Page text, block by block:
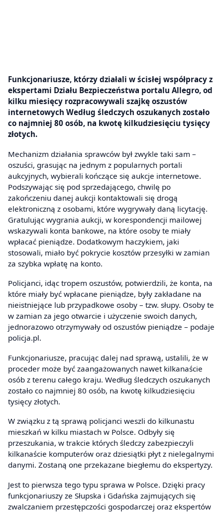
Funkcjonariusze, którzy działali w ścisłej współpracy z
ekspertami Działu Bezpieczeństwa portalu Allegro, od
kilku miesięcy rozpracowywali szajkę oszustów
internetowych Według śledczych oszukanych zostało
co najmniej 80 osób, na kwotę kilkudziesięciu tysięcy
złotych.
Mechanizm działania sprawców był zwykle taki sam –
oszuści, grasując na jednym z popularnych portali
aukcyjnych, wybierali kończące się aukcje internetowe.
Podszywając się pod sprzedającego, chwilę po
zakończeniu danej aukcji kontaktowali się drogą
elektroniczną z osobami, które wygrywały daną licytację.
Gratulując wygrania aukcji, w korespondencji mailowej
wskazywali konta bankowe, na które osoby te miały
wpłacać pieniądze. Dodatkowym haczykiem, jaki
stosowali, miało być pokrycie kosztów przesyłki w zamian
za szybka wpłatę na konto.
Policjanci, idąc tropem oszustów, potwierdzili, że konta, na
które miały być wpłacane pieniądze, były zakładane na
nieistniejące lub przypadkowe osoby – tzw. słupy. Osoby te
w zamian za jego otwarcie i użyczenie swoich danych,
jednorazowo otrzymywały od oszustów pieniądze – podaje
policja.pl.
Funkcjonariusze, pracując dalej nad sprawą, ustalili, że w
proceder może być zaangażowanych nawet kilkanaście
osób z terenu całego kraju. Według śledczych oszukanych
zostało co najmniej 80 osób, na kwotę kilkudziesięciu
tysięcy złotych.
W związku z tą sprawą policjanci weszli do kilkunastu
mieszkań w kilku miastach w Polsce. Odbyły się
przeszukania, w trakcie których śledczy zabezpieczyli
kilkanaście komputerów oraz dziesiątki płyt z nielegalnymi
danymi. Zostaną one przekazane biegłemu do ekspertyzy.
Jest to pierwsza tego typu sprawa w Polsce. Dzięki pracy
funkcjonariuszy ze Słupska i Gdańska zajmujących się
zwalczaniem przestępczości gospodarczej oraz ekspertów